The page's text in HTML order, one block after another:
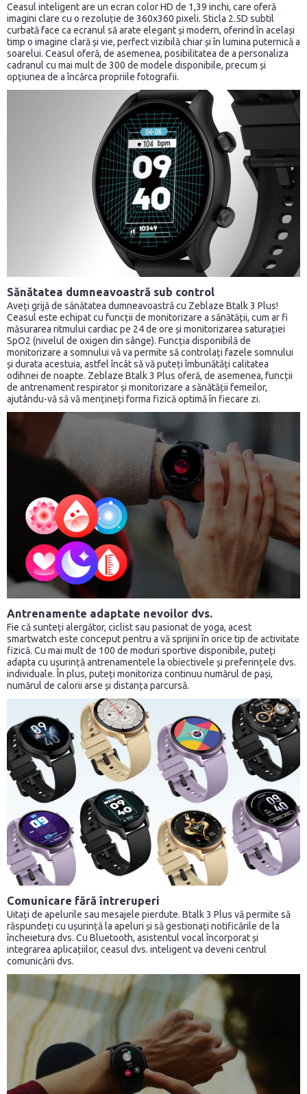
Ceasul inteligent are un ecran color HD de 1,39 inchi, care oferă
imagini clare cu o rezoluție de 360x360 pixeli. Sticla 2.5D subtil
curbată face ca ecranul să arate elegant și modern, oferind în același
timp o imagine clară și vie, perfect vizibilă chiar și în lumina puternică a
soarelui. Ceasul oferă, de asemenea, posibilitatea de a personaliza
cadranul cu mai mult de 300 de modele disponibile, precum și
opțiunea de a încărca propriile fotografii.
Sănătatea dumneavoastră sub control
Aveți grijă de sănătatea dumneavoastră cu Zeblaze Btalk 3 Plus!
Ceasul este echipat cu funcții de monitorizare a sănătății, cum ar fi
măsurarea ritmului cardiac pe 24 de ore și monitorizarea saturației
SpO2 (nivelul de oxigen din sânge). Funcția disponibilă de
monitorizare a somnului vă va permite să controlați fazele somnului
și durata acestuia, astfel încât să vă puteți îmbunătăți calitatea
odihnei de noapte. Zeblaze Btalk 3 Plus oferă, de asemenea, funcții
de antrenament respirator și monitorizare a sănătății femeilor,
ajutându-vă să vă mențineți forma fizică optimă în fiecare zi.
Antrenamente adaptate nevoilor dvs.
Fie că sunteți alergător, ciclist sau pasionat de yoga, acest
smartwatch este conceput pentru a vă sprijini în orice tip de activitate
fizică. Cu mai mult de 100 de moduri sportive disponibile, puteți
adapta cu ușurință antrenamentele la obiectivele și preferințele dvs.
individuale. În plus, puteți monitoriza continuu numărul de pași,
numărul de calorii arse și distanța parcursă.
Comunicare fără întreruperi
Uitați de apelurile sau mesajele pierdute. Btalk 3 Plus vă permite să
răspundeți cu ușurință la apeluri și să gestionați notificările de la
încheietura dvs. Cu Bluetooth, asistentul vocal încorporat și
integrarea aplicațiilor, ceasul dvs. inteligent va deveni centrul
comunicării dvs.